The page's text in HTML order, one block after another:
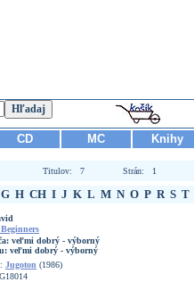
CD MC Knihy
Titulov: 7 Strán: 1
G H CH I J K L M N O P R S T
veľmi dobrý - výborný
veľmi dobrý - výborný
Jugoton (1986)